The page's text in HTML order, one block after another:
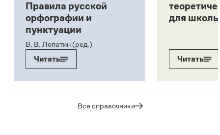
Правила русской
орфографии и
пунктуации
В. В. Лопатин (ред.)
Читать
для
Читать
Все справочники